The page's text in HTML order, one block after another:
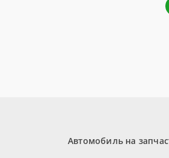
Автомобиль на